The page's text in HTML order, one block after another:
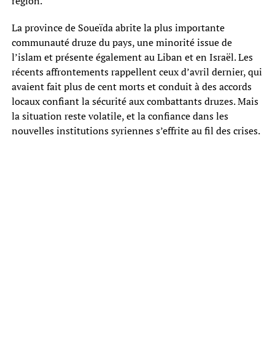
La province de Soueïda abrite la plus importante
communauté druze du pays, une minorité issue de
l’islam et présente également au Liban et en Israël. Les
récents affrontements rappellent ceux d’avril dernier, qui
avaient fait plus de cent morts et conduit à des accords
locaux confiant la sécurité aux combattants druzes. Mais
la situation reste volatile, et la confiance dans les
nouvelles institutions syriennes s’effrite au fil des crises.